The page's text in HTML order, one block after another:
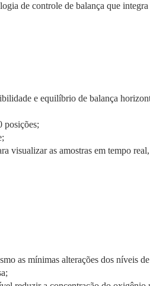
de controle de balança que integra
e equilíbrio de balança
posições;
visualizar as amostras em tempo
as mínimas alterações dos níveis